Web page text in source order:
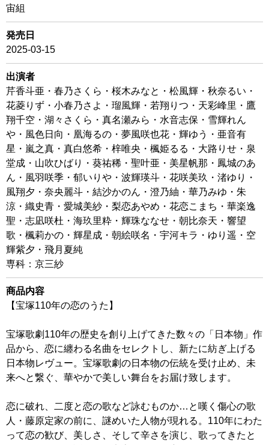
宙組
発売日
2025-03-15
出演者
芹香斗亜・春乃さくら・桜木みなと・松風輝・秋奈るい・
花菱りず・小春乃さよ・瑠風輝・若翔りつ・天彩峰里・鷹
翔千空・湖々さくら・真名瀬みら・水音志保・雪輝れん
や・風色日向・凰海るの・夢風咲也花・輝ゆう・亜音有
星・嵐之真・真白悠希・梓唯央・楓姫るる・大路りせ・泉
堂成・山吹ひばり・葵祐稀・聖叶亜・美星帆那・鳳城のあ
ん・風羽咲季・郁いりや・波輝瑛斗・花咲美玖・渚ゆり・
風翔夕・奈央麗斗・結沙かのん・澄乃紬・華乃みゆ・朱
涼・織史青・愛城美紗・梨恋あやめ・花恋こまち・華楽逸
聖・志凪咲杜・海玖里粋・輝珠ななせ・朝比奈天・響望
歌・楓莉かの・輝星成・朝絵咲名・宇河キラ・ゆり遥・空
輝紫夕・飛月夏純
専科：京三紗
商品内容
【宝塚110年の恋のうた】
宝塚歌劇110年の歴史を創り上げてきた数々の「日本物」作
品から、恋に纏わる名曲をセレクトし、新たに紡ぎ上げる
日本物レヴュー。宝塚歌劇の日本物の伝統を受け止め、未
来へと繋ぐ、華やかで美しい舞台をお届け致します。
恋に破れ、二度と恋の歌など詠むものか…と嘆く傷心の歌
人・藤原定家の前に、謎めいた人物が現れる。110年にわた
って恋の歓び、美しさ、そして辛さを演じ、歌ってきたと